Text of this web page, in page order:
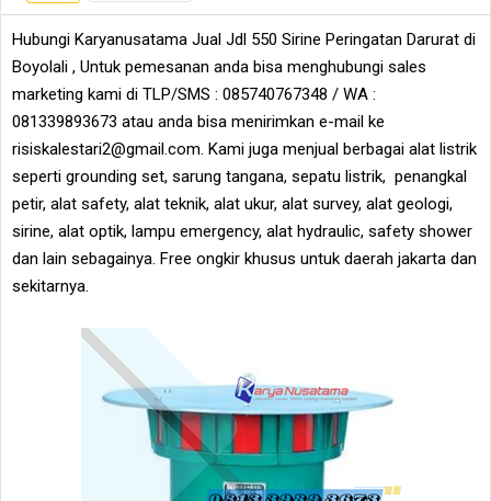
Hubungi Karyanusatama Jual Jdl 550 Sirine Peringatan Darurat di
Boyolali , Untuk pemesanan anda bisa menghubungi sales
marketing kami di TLP/SMS : 085740767348 / WA :
081339893673 atau anda bisa menirimkan e-mail ke
risiskalestari2@gmail.com. Kami juga menjual berbagai alat listrik
seperti grounding set, sarung tangana, sepatu listrik, penangkal
petir, alat safety, alat teknik, alat ukur, alat survey, alat geologi,
sirine, alat optik, lampu emergency, alat hydraulic, safety shower
dan lain sebagainya. Free ongkir khusus untuk daerah jakarta dan
sekitarnya.